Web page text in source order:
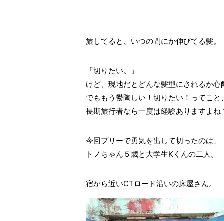
旅してると、いつの間にか伸びてる髪。
「切りたい。」
けど、現地だとどんな髪型にされるか心
でももう鬱陶しい！切りたい！ってこと
長期旅行者なら一度は経験ありますよね
今回プリーで勇気を出して切ったのは、
トノちゃん５歳と大学生Kくんの二人。
宿から近いCTロード沿いの床屋さん。